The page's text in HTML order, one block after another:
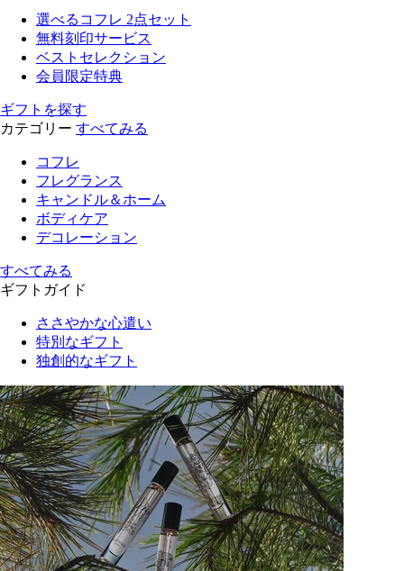
選べるコフレ 2点セット
無料刻印サービス
ベストセレクション
会員限定特典
ギフトを探す
カテゴリー すべてみる
コフレ
フレグランス
キャンドル＆ホーム
ボディケア
デコレーション
すべてみる
ギフトガイド
ささやかな心遣い
特別なギフト
独創的なギフト